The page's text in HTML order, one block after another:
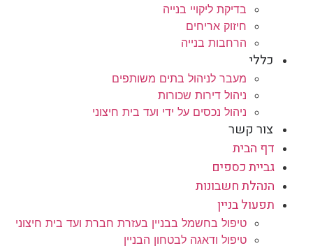
בדיקת ליקויי בנייה
חיזוק אריחים
הרחבות בנייה
כללי
מעבר לניהול בתים משותפים
ניהול דירות שכורות
ניהול נכסים על ידי ועד בית חיצוני
צור קשר
דף הבית
גביית כספים
הנהלת חשבונות
תפעול בניין
טיפול בחשמל בבניין בעזרת חברת ועד בית חיצוני
טיפול ודאגה לבטחון הבניין